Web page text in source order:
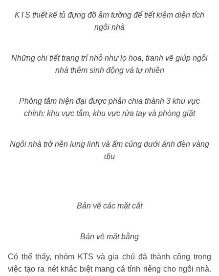
KTS thiết kế tủ đựng đồ âm tường để tiết kiệm diện tích
ngôi nhà
Những chi tiết trang trí nhỏ như lọ hoa, tranh vẽ giúp ngôi
nhà thêm sinh động và tự nhiên
Phòng tắm hiện đại được phân chia thành 3 khu vực
chính: khu vực tắm, khu vực rửa tay và phòng giặt
Ngôi nhà trở nên lung linh và ấm cúng dưới ánh đèn vàng
dịu
Bản vẽ các mặt cắt
Bản vẽ mặt bằng
Có thể thấy, nhóm KTS và gia chủ đã thành công trong
việc tạo ra nét khác biệt mang cá tính riêng cho ngôi nhà.